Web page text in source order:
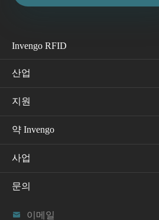
Invengo RFID
산업
지원
약 Invengo
사업
문의

이메일